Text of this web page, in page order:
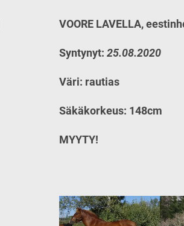
VOORE LAVELLA,
Syntynyt: 25.08.2020
Väri: rautias
Säkäkorkeus: 148cm
MYYTY!